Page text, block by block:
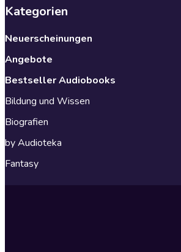
Kategorien
Neuerscheinungen
Angebote
Bestseller Audiobooks
Bildung und Wissen
Biografien
by Audioteka
Fantasy